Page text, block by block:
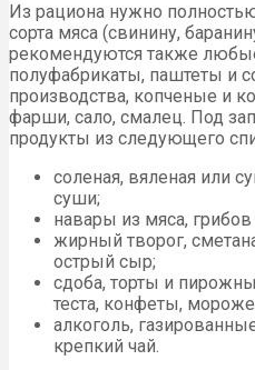
Из рациона нужно
сорта мяса (свинину,
рекомендуются также
полуфабрикаты, паштеты и
производства, копченые и
фарши, сало, смалец. Под
продукты из следующего
соленая, вяленая или
суши;
навары из мяса,
жирный творог,
острый сыр;
сдоба, торты и
теста, конфеты,
алкоголь,
крепкий чай.